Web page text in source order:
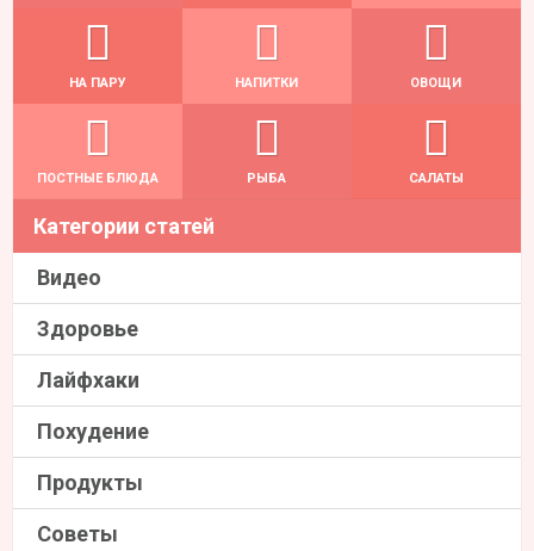
НА ПАРУ НАПИТКИ ОВОЩИ
ПОСТНЫЕ БЛЮДА РЫБА САЛАТЫ
Категории статей
Видео
Здоровье
Лайфхаки
Похудение
Продукты
Советы